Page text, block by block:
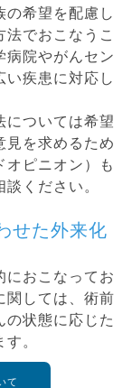
の希望を配慮し
でおこなうこ
病院やがんセン
い疾患に対応し
については希望
見を求めるため
オピニオン）も
ください。
せた外来化
におこなってお
関しては、術前
の状態に応じた
。
て